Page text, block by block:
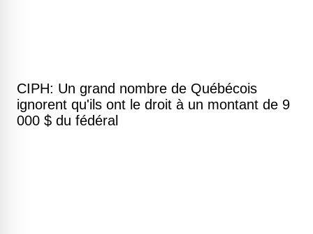
CIPH: Un grand nombre de Québécois
ignorent qu'ils ont le droit à un montant de 9
000 $ du fédéral